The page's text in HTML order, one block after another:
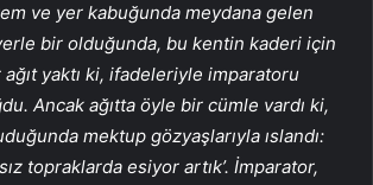
ve yer kabuğunda meydana gelen
bir olduğunda, bu kentin kaderi için
ağıt yaktı ki, ifadeleriyle imparatoru
Ancak ağıtta öyle bir cümle vardı ki,
mektup gözyaşlarıyla ıslandı:
topraklarda esiyor artık’. İmparator,